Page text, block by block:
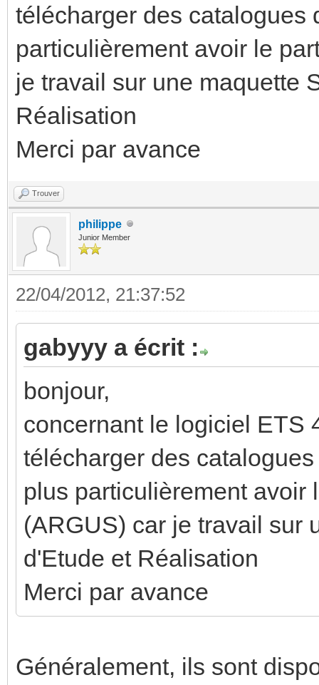
télécharger des catalogues
particulièrement avoir le
je travail sur une maquette
Réalisation
Merci par avance
Trouver
philippe
Junior Member
22/04/2012, 21:37:52
gabyyy a écrit :
bonjour,
concernant le logiciel ETS
télécharger des
plus particulièrement avoir
(ARGUS) car je travail sur
d'Etude et Réalisation
Merci par avance
Généralement, ils sont